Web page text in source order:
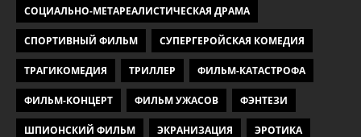
СОЦИАЛЬНО-МЕТАРЕАЛИСТИЧЕСКАЯ ДРАМА
СПОРТИВНЫЙ ФИЛЬМ СУПЕРГЕРОЙСКАЯ КОМЕДИЯ
ТРАГИКОМЕДИЯ ТРИЛЛЕР ФИЛЬМ-КАТАСТРОФА
ФИЛЬМ-КОНЦЕРТ ФИЛЬМ УЖАСОВ ФЭНТЕЗИ
ШПИОНСКИЙ ФИЛЬМ ЭКРАНИЗАЦИЯ ЭРОТИКА